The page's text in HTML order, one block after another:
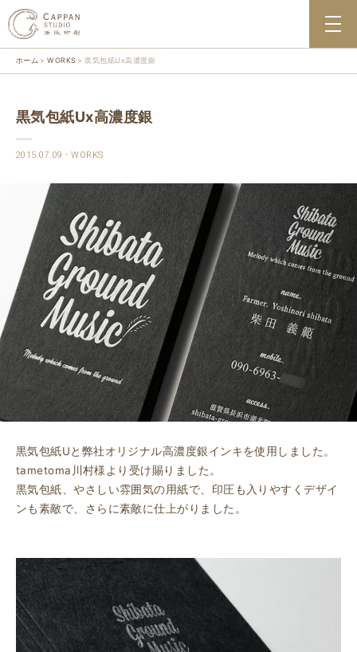
ホーム WORKS 黒気包紙Ux高濃度銀
黒気包紙Ux高濃度銀
2015.07.09 WORKS
黒気包紙Uと弊社オリジナル高濃度銀インキを使用しました。
tametoma川村様より受け賜りました。
黒気包紙、やさしい雰囲気の用紙で、印圧も入りやすくデザイ
ンも素敵で、さらに素敵に仕上がりました。